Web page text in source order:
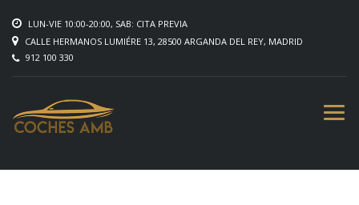
LUN-VIE 10:00-20:00, SAB: CITA PREVIA
CALLE HERMANOS LUMIÉRE 13, 28500 ARGANDA DEL REY, MADRID
912 100 330